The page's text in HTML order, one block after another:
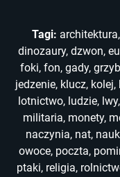
Tagi: architektura,
dinozaury, dzwon,
foki, fon, gady,
jedzenie, klucz, kolej,
lotnictwo, ludzie, lwy,
militaria, monety,
naczynia, nat,
owoce, poczta,
ptaki, religia,